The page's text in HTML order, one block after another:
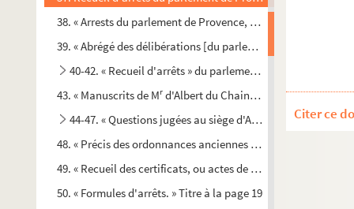
38. « Arrests du parlement de Provence, despuis l'an 1663
39. « Abrégé des délibérations [du parlement] sous différens
40-42. « Recueil d'arrêts » du parlement de Provence
43. « Manuscrits de Mr d'Albert du Chaine, président du
44-47. « Questions jugées au siège d'Aix. » Titre au dos
48. « Précis des ordonnances anciennes et nouvelles, édits
49. « Recueil des certificats, ou actes de notoriété expédiés
50. « Formules d'arrêts. » Titre à la page 19
Citer ce